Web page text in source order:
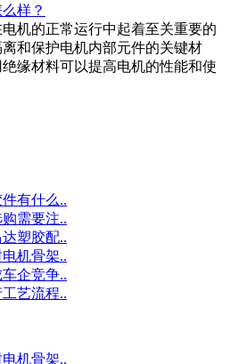
样？
机的正常运行中起着至关重要的
和保护电机内部元件的关键材
缘材料可以提高电机的性能和使
有什么..
需要注..
塑胶配..
机骨架..
企竞争..
艺流程..
机骨架..